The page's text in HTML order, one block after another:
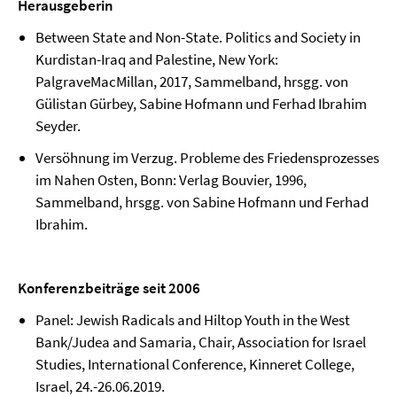
Herausgeberin
Between State and Non-State. Politics and Society in
Kurdistan-Iraq and Palestine, New York:
PalgraveMacMillan, 2017, Sammelband, hrsgg. von
Gülistan Gürbey, Sabine Hofmann und Ferhad Ibrahim
Seyder.
Versöhnung im Verzug. Probleme des Friedensprozesses
im Nahen Osten, Bonn: Verlag Bouvier, 1996,
Sammelband, hrsgg. von Sabine Hofmann und Ferhad
Ibrahim.
Konferenzbeiträge seit 2006
Panel: Jewish Radicals and Hiltop Youth in the West
Bank/Judea and Samaria, Chair, Association for Israel
Studies, International Conference, Kinneret College,
Israel, 24.-26.06.2019.